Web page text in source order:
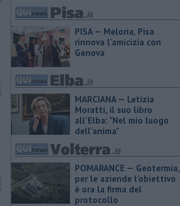
PISA — Meloria, Pisa
rinnova l'amicizia con
Genova
MARCIANA — ​Letizia
Moratti, il suo libro
all’Elba: "Nel mio luogo
dell’anima"
POMARANCE — Geotermia,
per le aziende l'obiettivo
è ora la firma del
protocollo